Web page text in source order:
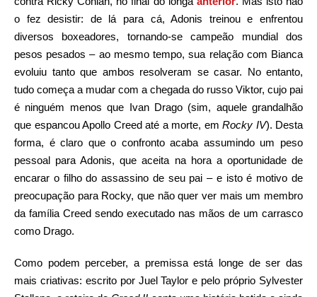
o fez desistir: de lá para cá, Adonis treinou e enfrentou
diversos boxeadores, tornando-se campeão mundial dos
pesos pesados – ao mesmo tempo, sua relação com Bianca
evoluiu tanto que ambos resolveram se casar. No entanto,
tudo começa a mudar com a chegada do russo Viktor, cujo pai
é ninguém menos que Ivan Drago (sim, aquele grandalhão
que espancou Apollo Creed até a morte, em Rocky IV). Desta
forma, é claro que o confronto acaba assumindo um peso
pessoal para Adonis, que aceita na hora a oportunidade de
encarar o filho do assassino de seu pai – e isto é motivo de
preocupação para Rocky, que não quer ver mais um membro
da família Creed sendo executado nas mãos de um carrasco
como Drago.
Como podem perceber, a premissa está longe de ser das
mais criativas: escrito por Juel Taylor e pelo próprio Sylvester